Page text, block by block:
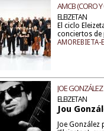
AMCB (CORO
(ELEIZETAN)
ELEIZETAN
El ciclo
conciertos
AMOREBIETA-
JOE GONZÁLEZ
ELEIZETAN
Jou
Joe